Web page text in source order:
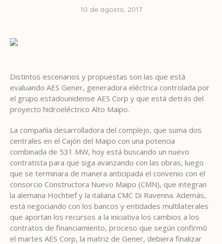
10 de agosto, 2017
Distintos escenarios y propuestas son las que está
evaluando AES Gener, generadora eléctrica controlada por
el grupo estadounidense AES Corp y que está detrás del
proyecto hidroeléctrico Alto Maipo.
La compañía desarrolladora del complejo, que suma dos
centrales en el Cajón del Maipo con una potencia
combinada de 531 MW, hoy está buscando un nuevo
contratista para que siga avanzando con las obras, luego
que se terminara de manera anticipada el convenio con el
consorcio Constructora Nuevo Maipo (CMN), que integran
la alemana Hochtief y la italiana CMC Di Ravenna. Además,
está negociando con los bancos y entidades multilaterales
que aportan los recursos a la iniciativa los cambios a los
contratos de financiamiento, proceso que según confirmó
el martes AES Corp, la matriz de Gener, debiera finalizar